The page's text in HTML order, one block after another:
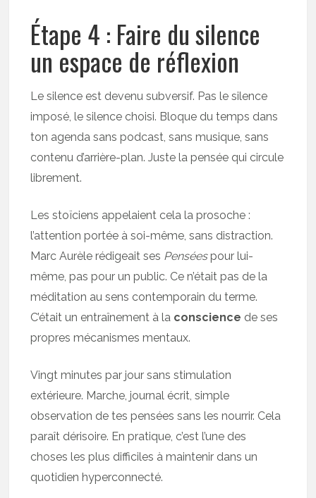
Étape 4 : Faire du silence
un espace de réflexion
Le silence est devenu subversif. Pas le silence
imposé, le silence choisi. Bloque du temps dans
ton agenda sans podcast, sans musique, sans
contenu d’arrière-plan. Juste la pensée qui circule
librement.
Les stoïciens appelaient cela la prosoche :
l’attention portée à soi-même, sans distraction.
Marc Aurèle rédigeait ses Penséespour lui-
même, pas pour un public. Ce n’était pas de la
méditation au sens contemporain du terme.
C’était un entraînement à la conscience de ses
propres mécanismes mentaux.
Vingt minutes par jour sans stimulation
extérieure. Marche, journal écrit, simple
observation de tes pensées sans les nourrir. Cela
paraît dérisoire. En pratique, c’est l’une des
choses les plus difficiles à maintenir dans un
quotidien hyperconnecté.